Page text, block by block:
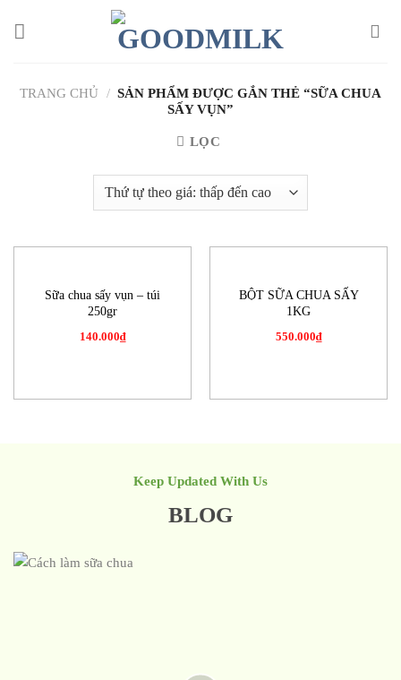
TRANG CHỦ
/ SẢN PHẨM ĐƯỢC GẮN THẺ “SỮA CHUA
SẤY VỤN”
LỌC
Sữa chua sấy vụn – túi
250gr
140.000₫
BỘT SỮA CHUA SẤY
1KG
550.000₫
Keep Updated With Us
BLOG